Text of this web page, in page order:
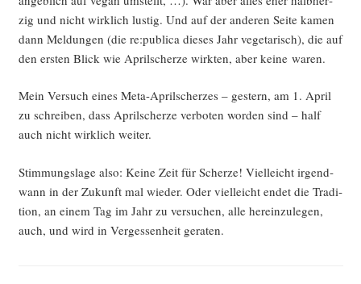
zig und nicht wirk­lich lus­tig. Und auf der ande­ren Sei­te kamen
dann Mel­dun­gen (die re:publica die­ses Jahr vege­ta­risch), die auf
den ers­ten Blick wie April­scher­ze wirk­ten, aber kei­ne waren.
Mein Ver­such eines Meta-April­scher­zes – ges­tern, am 1. April
zu schrei­ben, dass April­scher­ze ver­bo­ten wor­den sind – half
auch nicht wirk­lich weiter.
Stim­mungs­la­ge also: Kei­ne Zeit für Scher­ze! Viel­leicht irgend­
wann in der Zukunft mal wie­der. Oder viel­leicht endet die Tra­di­
ti­on, an einem Tag im Jahr zu ver­su­chen, alle her­ein­zu­le­gen,
auch, und wird in Ver­ges­sen­heit geraten.